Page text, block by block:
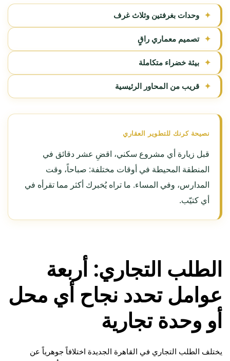
✦ وحدات بغرفتين وثلاث غرف
✦ تصميم معماري راقٍ
✦ بيئة خضراء متكاملة
✦ قريب من المحاور الرئيسية
نصيحة كرنك للتطوير العقاري
قبل زيارة أي مشروع سكني، اقضِ عشر دقائق في
المنطقة المحيطة في أوقات مختلفة: صباحاً، وقت
المدارس، وفي المساء. ما تراه يُخبرك أكثر مما تقرأه في
أي كتيّب.
الطلب التجاري: أربعة
عوامل تحدد نجاح أي محل
أو وحدة تجارية
يختلف الطلب التجاري في القاهرة الجديدة اختلافاً جوهرياً عن